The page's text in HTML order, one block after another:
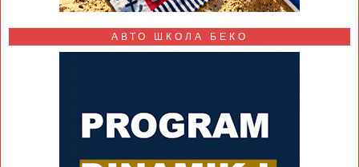
АВТО ШКОЛА БЕКО